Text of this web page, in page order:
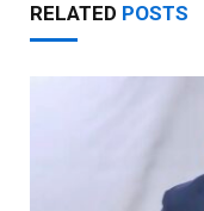
RELATED POSTS